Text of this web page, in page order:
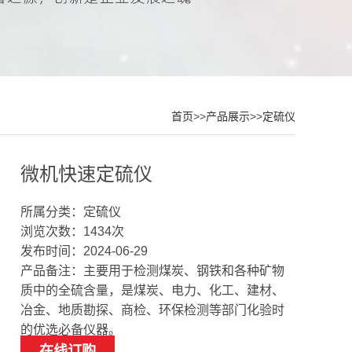
首页>>产品展示>>定硫仪
微机快速定硫仪
所属分类：定硫仪
浏览次数：1434次
发布时间：2024-06-29
产品备注：主要用于检测煤炭、钢铁和各种矿物
质中的全硫含量，是煤炭、电力、化工、建材、
冶金、地质勘探、商检、环保检测等部门化验时
的优选必备仪器。